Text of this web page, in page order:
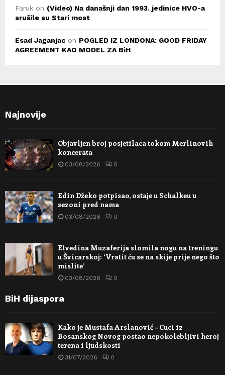
Faruk on (Video) Na današnji dan 1993. jedinice HVO-a
srušile su Stari most
Esad Jaganjac on POGLED IZ LONDONA: GOOD FRIDAY
AGREEMENT KAO MODEL ZA BiH
Najnovije
Objavljen broj posjetilaca tokom Merlinovih
koncerata
03/08/2026 0
Edin Džeko potpisao, ostaje u Schalkeu u
sezoni pred nama
03/08/2026 0
Elvedina Muzaferija slomila nogu na treningu
u Švicarskoj: ‘Vratit ću se na skije prije nego što
mislite’
03/08/2026 0
BiH dijaspora
Kako je Mustafa Arslanović – Cuci iz
Bosanskog Novog postao nepokolebljivi heroj
terena i ljudskosti
31/07/2026 0